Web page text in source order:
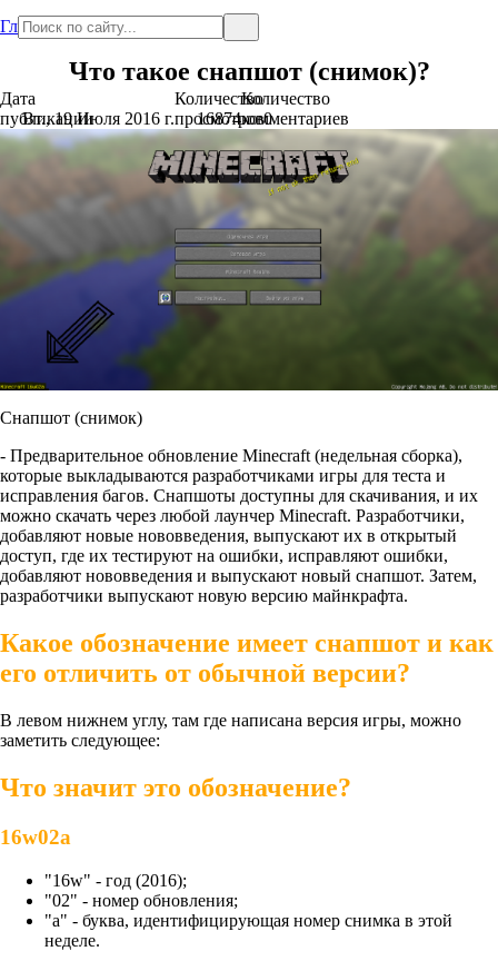
Главная
Что такое снапшот (снимок)?
Дата
публикации
Вт., 19 Июля 2016 г.
Количество
просмотров
16874
Количество
комментариев
0
Снапшот (снимок)
- Предварительное обновление Minecraft (недельная сборка),
которые выкладываются разработчиками игры для теста и
исправления багов. Снапшоты доступны для скачивания, и их
можно скачать через любой лаунчер Minecraft. Разработчики,
добавляют новые нововведения, выпускают их в открытый
доступ, где их тестируют на ошибки, исправляют ошибки,
добавляют нововведения и выпускают новый снапшот. Затем,
разработчики выпускают новую версию майнкрафта.
Какое обозначение имеет снапшот и как
его отличить от обычной версии?
В левом нижнем углу, там где написана версия игры, можно
заметить следующее:
Что значит это обозначение?
16w02a
"16w" - год (2016);
"02" - номер обновления;
"a" - буква, идентифицирующая номер снимка в этой
неделе.